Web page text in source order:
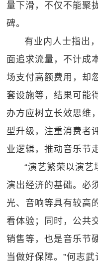
量下滑，不仅不能聚
碑。
有业内人士指出
面追求流量，不计成
场支付高额费用，却
套设施等，结果可能
办方应树立长效思维
型升级，注重消费者
业逻辑，推动音乐节
“演艺繁荣以演
演出经济的基础。必
光、音响等具有较高
看体验；同时，公共
销售等，也是音乐节
当做好保障。”何志